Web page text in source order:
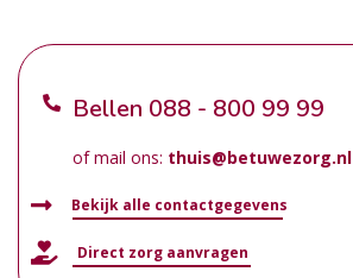
Bellen 088 - 800 99 99
of mail ons: thuis@betuwezorg.nl
Bekijk alle contactgegevens
Direct zorg aanvragen